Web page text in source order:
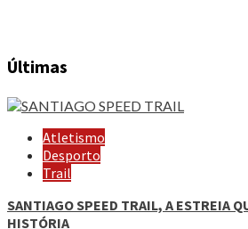
Últimas
Atletismo
Desporto
Trail
SANTIAGO SPEED TRAIL, A ESTREIA
HISTÓRIA